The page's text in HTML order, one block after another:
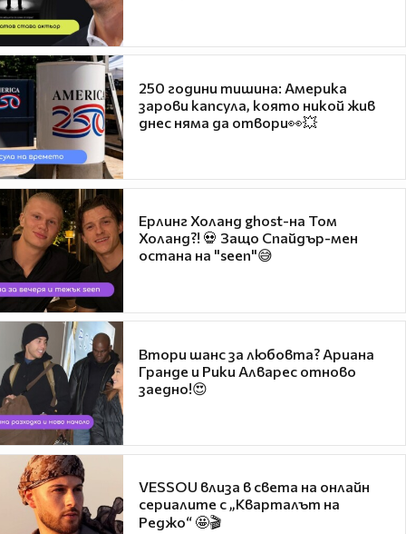
250 години тишина: Америка
зарови капсула, която никой жив
днес няма да отвори👀💥
Ерлинг Холанд ghost-на Том
Холанд?! 💀 Защо Спайдър-мен
остана на "seen"😅
Втори шанс за любовта? Ариана
Гранде и Рики Алварес отново
заедно!😍
VESSOU влиза в света на онлайн
сериалите с „Кварталът на
Реджо“ 🤩🎬